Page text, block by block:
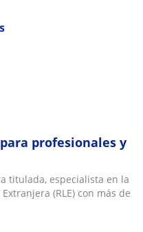
profesionales y
titulada, especialista en la
(RLE) con más de